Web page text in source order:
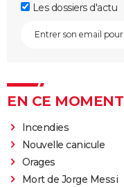
Les dossiers d'actu
EN CE MOMENT
Incendies
Nouvelle canicule
Orages
Mort de Jorge Messi